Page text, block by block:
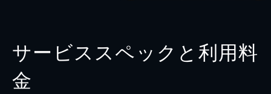
サービススペックと利用料
金